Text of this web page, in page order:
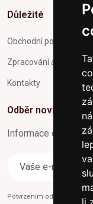
li
Důležité
Obchodní podmínky
Zpracování a ochrana
Kontakty
Odběr novinek
Informace o
Potvrzením odběru